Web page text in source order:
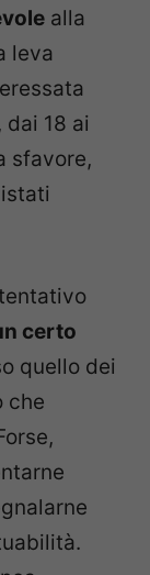
alla
leva
18 ai
sfavore,
certo
quello dei
che